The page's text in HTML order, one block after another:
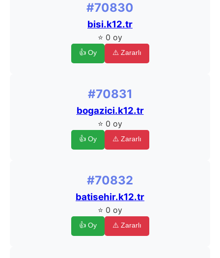
#70830
bisi.k12.tr
⭐ 0 oy
👍 Oy ⚠️ Zararlı
#70831
bogazici.k12.tr
⭐ 0 oy
👍 Oy ⚠️ Zararlı
#70832
batisehir.k12.tr
⭐ 0 oy
👍 Oy ⚠️ Zararlı